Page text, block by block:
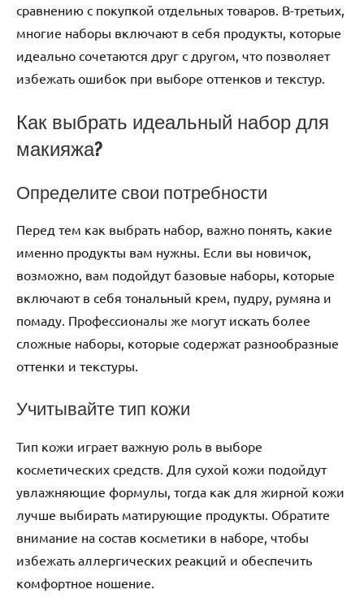
сравнению с покупкой отдельных товаров. В-третьих,
многие наборы включают в себя продукты, которые
идеально сочетаются друг с другом, что позволяет
избежать ошибок при выборе оттенков и текстур.
Как выбрать идеальный набор для
макияжа?
Определите свои потребности
Перед тем как выбрать набор, важно понять, какие
именно продукты вам нужны. Если вы новичок,
возможно, вам подойдут базовые наборы, которые
включают в себя тональный крем, пудру, румяна и
помаду. Профессионалы же могут искать более
сложные наборы, которые содержат разнообразные
оттенки и текстуры.
Учитывайте тип кожи
Тип кожи играет важную роль в выборе
косметических средств. Для сухой кожи подойдут
увлажняющие формулы, тогда как для жирной кожи
лучше выбирать матирующие продукты. Обратите
внимание на состав косметики в наборе, чтобы
избежать аллергических реакций и обеспечить
комфортное ношение.